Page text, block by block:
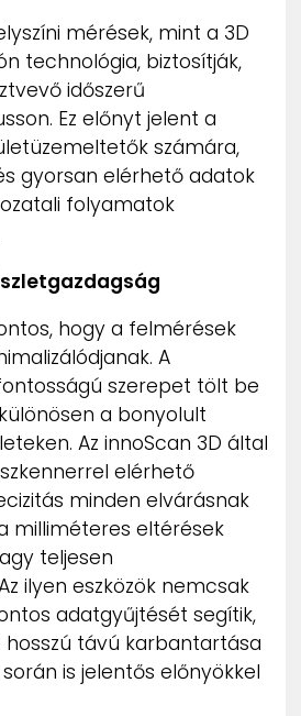
mérések, mint a 3D
technológia, biztosítják,
időszerű
Ez előnyt jelent a
számára,
gyorsan elérhető adatok
folyamatok
hogy a felmérések
A
szerepet tölt be
a bonyolult
Az innoScan 3D által
elérhető
minden elvárásnak
milliméteres eltérések
teljesen
ilyen eszközök nemcsak
adatgyűjtését segítik,
távú karbantartása
is jelentős előnyökkel